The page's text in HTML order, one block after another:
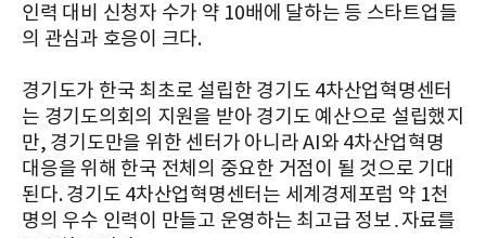
인력 대비 신청자 수가 약 10배에 달하는 등 스타트업들
의 관심과 호응이 크다.
경기도가 한국 최초로 설립한 경기도 4차산업혁명센터
는 경기도의회의 지원을 받아 경기도 예산으로 설립했지
만, 경기도만을 위한 센터가 아니라 AI와 4차산업혁명
대응을 위해 한국 전체의 중요한 거점이 될 것으로 기대
된다. 경기도 4차산업혁명센터는 세계경제포럼 약 1천
명의 우수 인력이 만들고 운영하는 최고급 정보․자료를